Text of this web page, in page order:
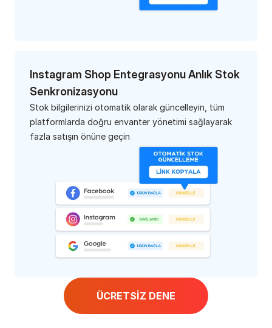
Instagram Shop Entegrasyonu Anlık Stok
Senkronizasyonu
Stok bilgilerinizi otomatik olarak güncelleyin, tüm
platformlarda doğru envanter yönetimi sağlayarak
fazla satışın önüne geçin
ÜCRETSİZ DENE